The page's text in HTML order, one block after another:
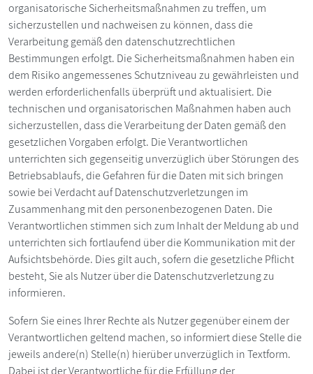
organisatorische Sicherheitsmaßnahmen zu treffen, um
sicherzustellen und nachweisen zu können, dass die
Verarbeitung gemäß den datenschutzrechtlichen
Bestimmungen erfolgt. Die Sicherheitsmaßnahmen haben ein
dem Risiko angemessenes Schutzniveau zu gewährleisten und
werden erforderlichenfalls überprüft und aktualisiert. Die
technischen und organisatorischen Maßnahmen haben auch
sicherzustellen, dass die Verarbeitung der Daten gemäß den
gesetzlichen Vorgaben erfolgt. Die Verantwortlichen
unterrichten sich gegenseitig unverzüglich über Störungen des
Betriebsablaufs, die Gefahren für die Daten mit sich bringen
sowie bei Verdacht auf Datenschutzverletzungen im
Zusammenhang mit den personenbezogenen Daten. Die
Verantwortlichen stimmen sich zum Inhalt der Meldung ab und
unterrichten sich fortlaufend über die Kommunikation mit der
Aufsichtsbehörde. Dies gilt auch, sofern die gesetzliche Pflicht
besteht, Sie als Nutzer über die Datenschutzverletzung zu
informieren.
Sofern Sie eines Ihrer Rechte als Nutzer gegenüber einem der
Verantwortlichen geltend machen, so informiert diese Stelle die
jeweils andere(n) Stelle(n) hierüber unverzüglich in Textform.
Dabei ist der Verantwortliche für die Erfüllung der